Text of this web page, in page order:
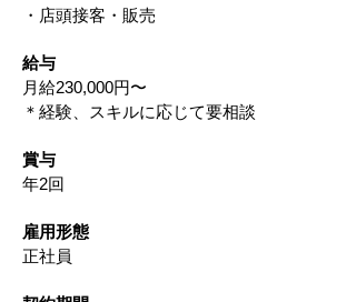
・店頭接客・販売
給与
月給230,000円〜
＊経験、スキルに応じて要相談
賞与
年2回
雇用形態
正社員